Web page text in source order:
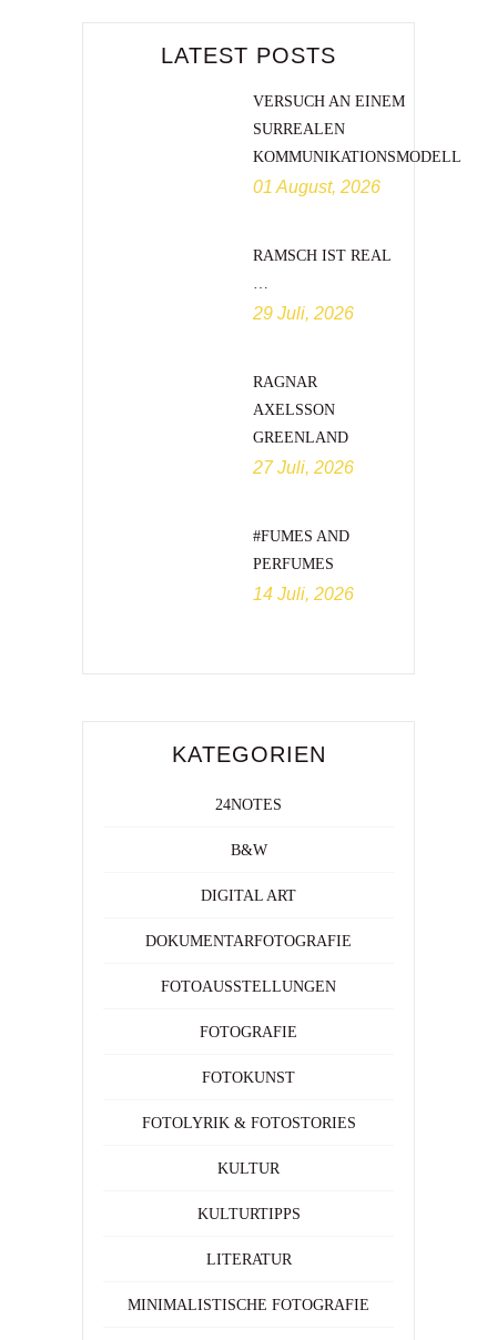
LATEST POSTS
VERSUCH AN EINEM
SURREALEN
KOMMUNIKATIONSMODELL
01 August, 2026
RAMSCH IST REAL
29 Juli, 2026
RAGNAR
AXELSSON
GREENLAND
27 Juli, 2026
#FUMES AND
PERFUMES
14 Juli, 2026
KATEGORIEN
24NOTES
B&W
DIGITAL ART
DOKUMENTARFOTOGRAFIE
FOTOAUSSTELLUNGEN
FOTOGRAFIE
FOTOKUNST
FOTOLYRIK & FOTOSTORIES
KULTUR
KULTURTIPPS
LITERATUR
MINIMALISTISCHE FOTOGRAFIE